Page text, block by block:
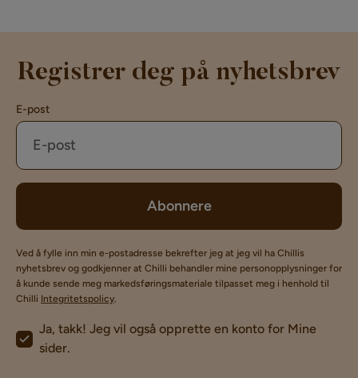
Registrer deg på nyhetsbrev
E-post
Abonnere
Ved å fylle inn min e-postadresse bekrefter jeg at jeg vil ha Chillis
nyhetsbrev og godkjenner at Chilli behandler mine personopplysninger for
å kunde sende meg markedsføringsmateriale tilpasset meg i henhold til
Chilli Integritetspolicy.
Ja, takk! Jeg vil også opprette en konto for Mine
sider.